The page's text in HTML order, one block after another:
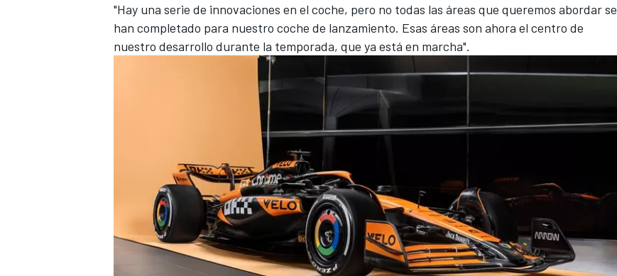
"Hay una serie de innovaciones en el coche, pero no todas las áreas que queremos abordar se
han completado para nuestro coche de lanzamiento. Esas áreas son ahora el centro de
nuestro desarrollo durante la temporada, que ya está en marcha".